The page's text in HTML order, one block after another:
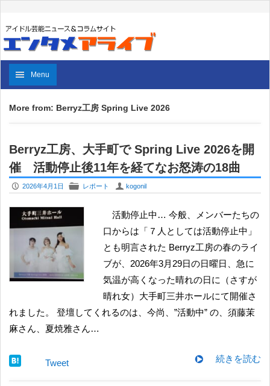
Menu
More from: Berryz工房 Spring Live 2026
Berryz工房、大手町で Spring Live 2026を開
催 活動停止後11年を経てなお怒涛の18曲
P 2026年4月1日 F レポート U kogonil
活動停止中… 今般、メンバーたちの
口からは「７人としては活動停止中」
とも明言された Berryz工房の春のライ
ブが、2026年3月29日の日曜日、急に
気温が高くなった晴れの日に（さすが
晴れ女）大手町三井ホールにて開催さ
れました。 登壇してくれるのは、今尚、”活動中” の、須藤茉
麻さん、夏焼雅さん…
続きを読む
Tweet